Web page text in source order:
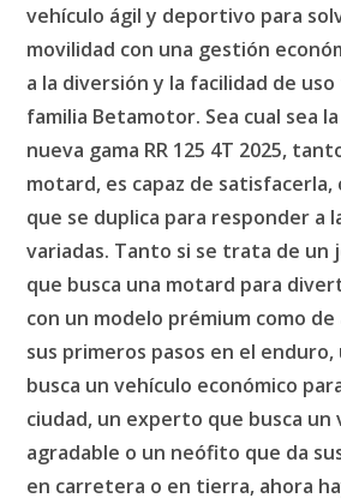
vehículo ágil y deportivo para
movilidad con una gestión
a la diversión y la facilidad de
familia Betamotor. Sea cual sea
nueva gama RR 125 4T 2025,
motard, es capaz de
que se duplica para responder a
variadas. Tanto si se trata de un
que busca una motard para
con un modelo prémium como
sus primeros pasos en el
busca un vehículo económico
ciudad, un experto que busca un
agradable o un neófito que da
en carretera o en tierra, ahora